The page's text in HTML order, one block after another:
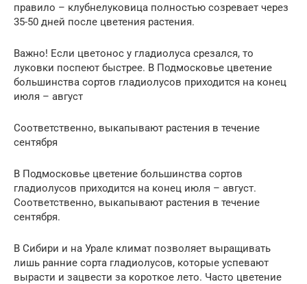
правило – клубнелуковица полностью созревает через
35-50 дней после цветения растения.
Важно! Если цветонос у гладиолуса срезался, то
луковки поспеют быстрее. В Подмосковье цветение
большинства сортов гладиолусов приходится на конец
июля – август
Соответственно, выкапывают растения в течение
сентября
В Подмосковье цветение большинства сортов
гладиолусов приходится на конец июля – август.
Соответственно, выкапывают растения в течение
сентября.
В Сибири и на Урале климат позволяет выращивать
лишь ранние сорта гладиолусов, которые успевают
вырасти и зацвести за короткое лето. Часто цветение